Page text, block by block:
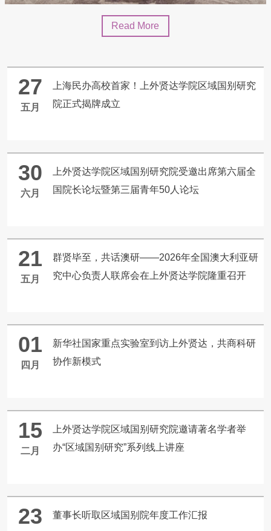
Read More
27
五月
上海民办高校首家！上外贤达学院区域国别研究
院正式揭牌成立
30
六月
上外贤达学院区域国别研究院受邀出席第六届全
国院长论坛暨第三届青年50人论坛
21
五月
群贤毕至，共话澳研——2026年全国澳大利亚研
究中心负责人联席会在上外贤达学院隆重召开
01
四月
新华社国家重点实验室到访上外贤达，共商科研
协作新模式
15
二月
上外贤达学院区域国别研究院邀请著名学者举
办“区域国别研究”系列线上讲座
23 董事长听取区域国别院年度工作汇报